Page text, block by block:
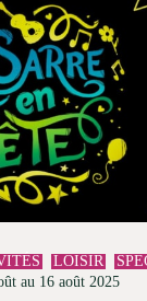
LOISIR
au 16 août 2025